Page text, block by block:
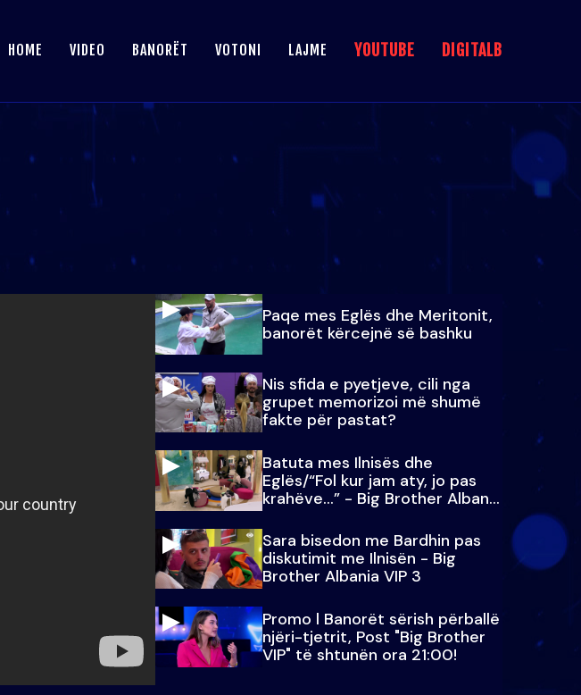
HOME VIDEO BANORËT VOTONI LAJME YOUTUBE DIGITALB
Paqe mes Eglës dhe Meritonit,
banorët kërcejnë së bashku
Nis sfida e pyetjeve, cili nga
grupet memorizoi më shumë
fakte për pastat?
Batuta mes Ilnisës dhe
Eglës/“Fol kur jam aty, jo pas
krahëve…” - Big Brother Albania
VIP 3
Sara bisedon me Bardhin pas
diskutimit me Ilnisën - Big
Brother Albania VIP 3
Promo l Banorët sërish përballë
njëri-tjetrit, Post "Big Brother
VIP" të shtunën ora 21:00!